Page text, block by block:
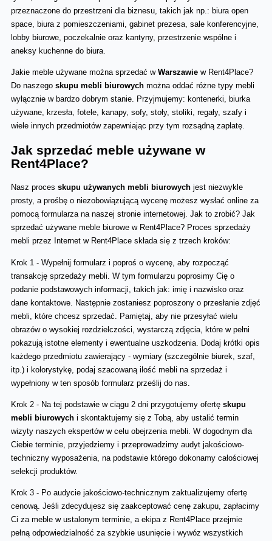
przeznaczone do przestrzeni dla biznesu, takich jak np.: biura open
space, biura z pomieszczeniami, gabinet prezesa, sale konferencyjne,
lobby biurowe, poczekalnie oraz kantyny, przestrzenie wspólne i
aneksy kuchenne do biura.
Jakie meble używane można sprzedać w Warszawie w Rent4Place?
Do naszego skupu mebli biurowych można oddać różne typy mebli
wyłącznie w bardzo dobrym stanie. Przyjmujemy: kontenerki, biurka
używane, krzesła, fotele, kanapy, sofy, stoły, stoliki, regały, szafy i
wiele innych przedmiotów zapewniając przy tym rozsądną zapłatę.
Jak sprzedać meble używane w
Rent4Place?
Nasz proces skupu używanych mebli biurowych jest niezwykle
prosty, a prośbę o niezobowiązującą wycenę możesz wysłać online za
pomocą formularza na naszej stronie internetowej. Jak to zrobić? Jak
sprzedać używane meble biurowe w Rent4Place? Proces sprzedaży
mebli przez Internet w Rent4Place składa się z trzech kroków:
Krok 1 - Wypełnij formularz i poproś o wycenę, aby rozpocząć
transakcję sprzedaży mebli. W tym formularzu poprosimy Cię o
podanie podstawowych informacji, takich jak: imię i nazwisko oraz
dane kontaktowe. Następnie zostaniesz poproszony o przesłanie zdjęć
mebli, które chcesz sprzedać. Pamiętaj, aby nie przesyłać wielu
obrazów o wysokiej rozdzielczości, wystarczą zdjęcia, które w pełni
pokazują istotne elementy i ewentualne uszkodzenia. Dodaj krótki opis
każdego przedmiotu zawierający - wymiary (szczególnie biurek, szaf,
itp.) i kolorystykę, podaj szacowaną ilość mebli na sprzedaż i
wypełniony w ten sposób formularz prześlij do nas.
Krok 2 - Na tej podstawie w ciągu 2 dni przygotujemy ofertę skupu
mebli biurowych i skontaktujemy się z Tobą, aby ustalić termin
wizyty naszych ekspertów w celu obejrzenia mebli. W dogodnym dla
Ciebie terminie, przyjedziemy i przeprowadzimy audyt jakościowo-
techniczny wyposażenia, na podstawie którego dokonamy całościowej
selekcji produktów.
Krok 3 - Po audycie jakościowo-technicznym zaktualizujemy ofertę
cenową. Jeśli zdecydujesz się zaakceptować cenę zakupu, zapłacimy
Ci za meble w ustalonym terminie, a ekipa z Rent4Place przejmie
pełną odpowiedzialność za szybkie usunięcie i wywóz wszystkich